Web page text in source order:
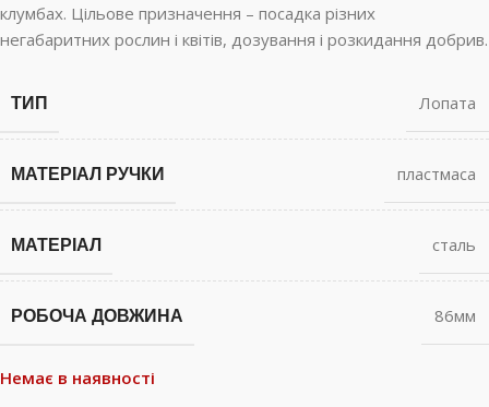
клумбах. Цільове призначення – посадка різних
негабаритних рослин і квітів, дозування і розкидання добрив.
ТИП Лопата
МАТЕРІАЛ РУЧКИ пластмаса
МАТЕРІАЛ сталь
РОБОЧА ДОВЖИНА 86мм
Немає в наявності